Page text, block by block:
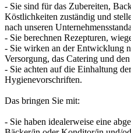
- Sie sind für das Zubereiten,
Köstlichkeiten zuständig und
nach unseren
- Sie berechnen Rezepturen,
- Sie wirken an der Entwicklung
Versorgung, das Catering und
- Sie achten auf die Einhaltung
Hygienevorschriften.
Das bringen Sie mit:
- Sie haben idealerweise eine